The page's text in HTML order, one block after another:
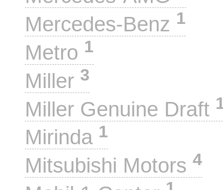
Mercedes-Benz 1
Metro 1
Miller 3
Miller Genuine Draft
Mirinda 1
Mitsubishi Motors 4